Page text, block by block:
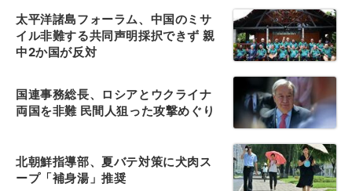
太平洋諸島フォーラム、中国のミサ
イル非難する共同声明採択できず 親
中2か国が反対
国連事務総長、ロシアとウクライナ
両国を非難 民間人狙った攻撃めぐり
北朝鮮指導部、夏バテ対策に犬肉ス
ープ「補身湯」推奨